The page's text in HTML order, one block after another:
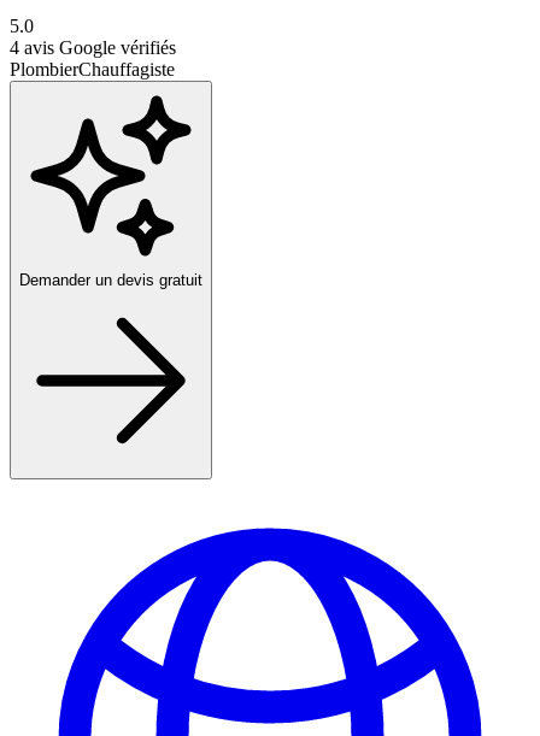
5.0
4 avis Google vérifiés
PlombierChauffagiste
Demander un devis gratuit